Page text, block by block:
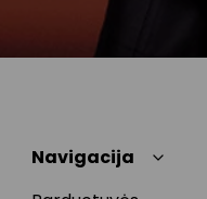
Navigacija